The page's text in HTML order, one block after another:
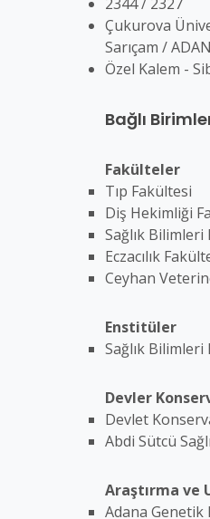
Çukurova
Sarıçam /
Özel Kalem -
Bağlı
Fakülteler
Tıp Fakültesi
Diş Hekimliği
Sağlık Bilimleri
Eczacılık
Ceyhan
Enstitüler
Sağlık
Devler
Devlet
Abdi Sütcü
Araştırma ve
Adana Genetik